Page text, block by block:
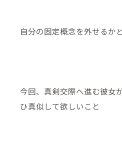
自分の固定概念を外せるか
今回、真剣交際へ進む彼女
ひ真似して欲しいこと